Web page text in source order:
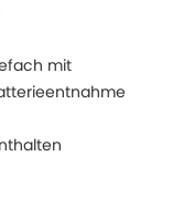
mit